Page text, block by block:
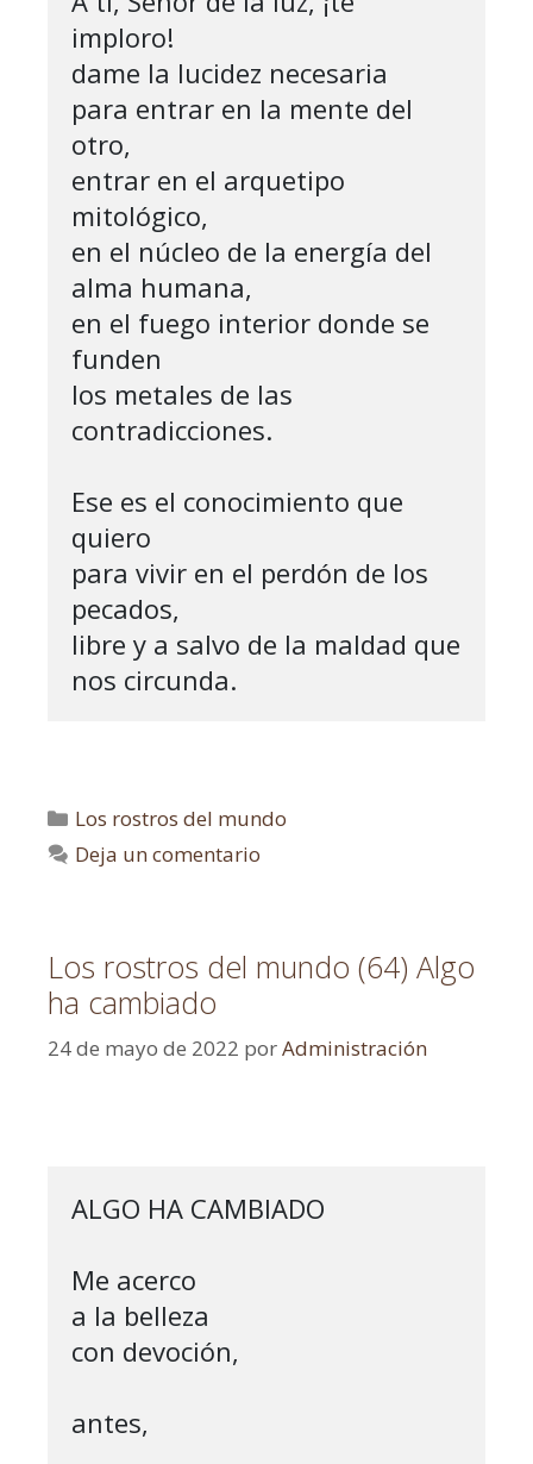
imploro!
dame la lucidez necesaria
para entrar en la mente del
otro,
entrar en el arquetipo
mitológico,
en el núcleo de la energía del
alma humana,
en el fuego interior donde se
funden
los metales de las
contradicciones.
Ese es el conocimiento que
quiero
para vivir en el perdón de los
pecados,
libre y a salvo de la maldad que
nos circunda.
Los rostros del mundo
Deja un comentario
Los rostros del mundo (64) Algo
ha cambiado
24 de mayo de 2022 porAdministración
ALGO HA CAMBIADO
Me acerco
a la belleza
con devoción,
antes,